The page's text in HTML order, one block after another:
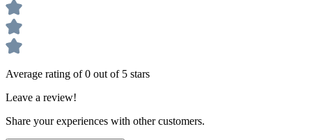
Average rating of 0 out of 5 stars
Leave a review!
Share your experiences with other customers.